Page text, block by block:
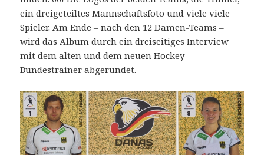
ein dreigeteiltes Mannschaftsfoto und viele viele
Spieler. Am Ende – nach den 12 Damen-Teams –
wird das Album durch ein dreiseitiges Interview
mit dem alten und dem neuen Hockey-
Bundestrainer abgerundet.